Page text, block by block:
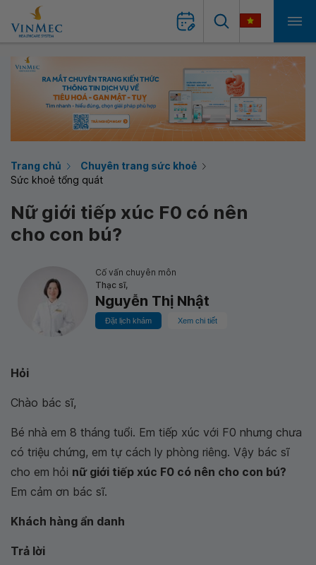
Trang chủ
Chuyên trang sức khoẻ
Sức khoẻ tổng quát
Nữ giới tiếp xúc F0 có nên
cho con bú?
Cố vấn chuyên môn
Thạc sĩ,
Nguyễn Thị Nhật
Đặt lịch khám Xem chi tiết
Hỏi
Chào bác sĩ,
Bé nhà em 8 tháng tuổi. Em tiếp xúc với F0 nhưng chưa
có triệu chứng, em tự cách ly phòng riêng. Vậy bác sĩ
cho em hỏi nữ giới tiếp xúc F0 có nên cho con bú?
Em cảm ơn bác sĩ.
Khách hàng ẩn danh
Trả lời